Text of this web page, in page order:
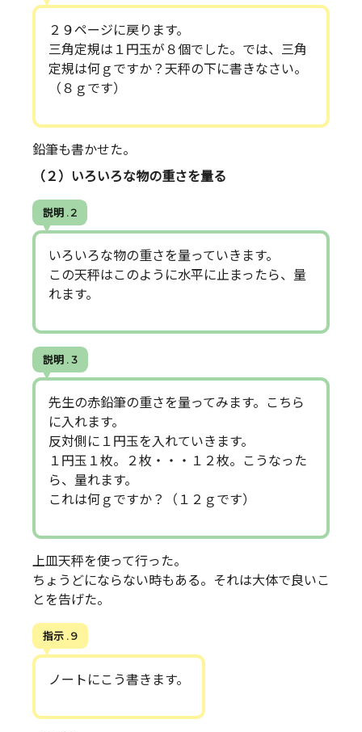
２９ページに戻ります。
三角定規は１円玉が８個でした。では、三角
定規は何ｇですか？天秤の下に書きなさい。
（８ｇです）
鉛筆も書かせた。
（２）いろいろな物の重さを量る
説明 . 2
いろいろな物の重さを量っていきます。
この天秤はこのように水平に止まったら、量
れます。
説明 . 3
先生の赤鉛筆の重さを量ってみます。こちら
に入れます。
反対側に１円玉を入れていきます。
１円玉１枚。２枚・・・１２枚。こうなった
ら、量れます。
これは何ｇですか？（１２ｇです）
上皿天秤を使って行った。
ちょうどにならない時もある。それは大体で良いこ
とを告げた。
指示 . 9
ノートにこう書きます。